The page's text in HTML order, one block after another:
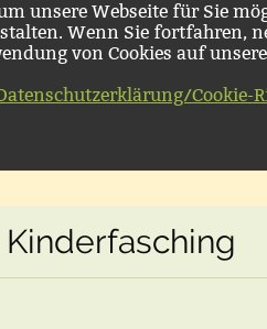
unsere Webseite für Sie
Wenn Sie fortfahren,
von Cookies auf
Cookie-
Kinderfasching